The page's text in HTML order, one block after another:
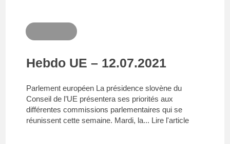
Hebdo UE – 12.07.2021
Parlement européen La présidence slovène du
Conseil de l’UE présentera ses priorités aux
différentes commissions parlementaires qui se
réunissent cette semaine. Mardi, la... Lire l'article